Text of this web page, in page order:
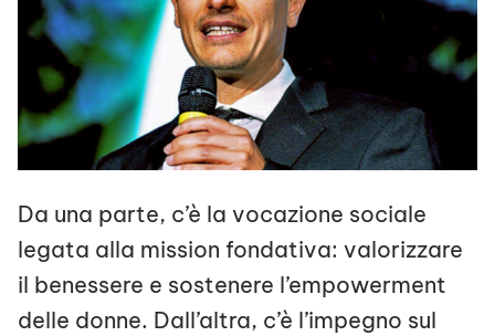
Da una parte, c’è la vocazione sociale
legata alla mission fondativa: valorizzare
il benessere e sostenere l’empowerment
delle donne. Dall’altra, c’è l’impegno sul